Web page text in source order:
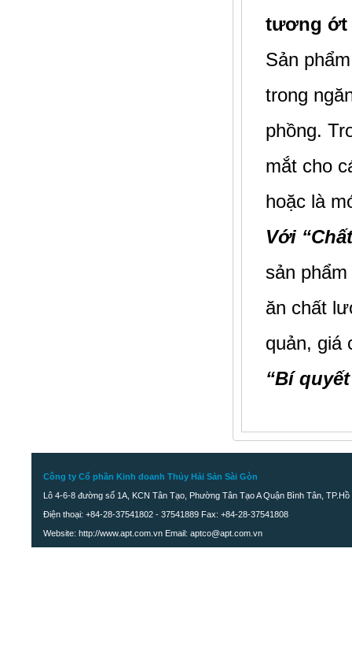
tương ớt
Sản
trong
phồng.
mắt cho
hoặc là
Với
sản
ăn chất
quản, giá
“Bí
Công ty Cổ phần Kinh doanh Thủy Hải Sản Sài Gòn
Lô 4-6-8 đường số 1A, KCN Tân Tạo, Phường Tân Tạo A Quận Bình Tân, TP.Hồ
Điện thoại: +84-28-37541802 - 37541889 Fax: +84-28-37541808
Website: http://www.apt.com.vn Email: aptco@apt.com.vn